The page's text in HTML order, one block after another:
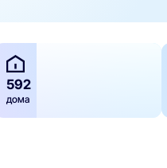
592
дома